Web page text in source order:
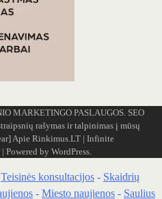
MARKETINGO PASLAUGOS. SEO
rašymas ir talpinimas į mūsų
Apie Rinkimus.LT| Infinite
| Powered by WordPress.
Teisinės konsultacijos - Skaidrių
- Miesto naujienos - Saulius